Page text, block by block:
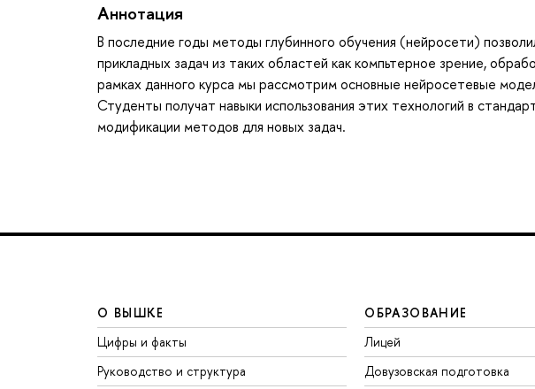
Аннотация
В последние годы методы глубинного обучения (нейросети)
прикладных задач из таких областей как компьтерное зрение,
рамках данного курса мы рассмотрим основные нейросетевые
Студенты получат навыки использования этих технологий в
модификации методов для новых задач.
О ВЫШКЕ
Цифры и факты
Руководство и структура
ОБРАЗОВАНИЕ
Лицей
Довузовская подготовка